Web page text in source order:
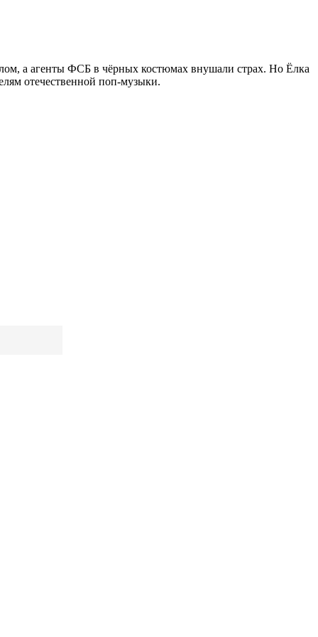
а агенты ФСБ в чёрных костюмах внушали страх. Но Ёлка
отечественной поп-музыки.